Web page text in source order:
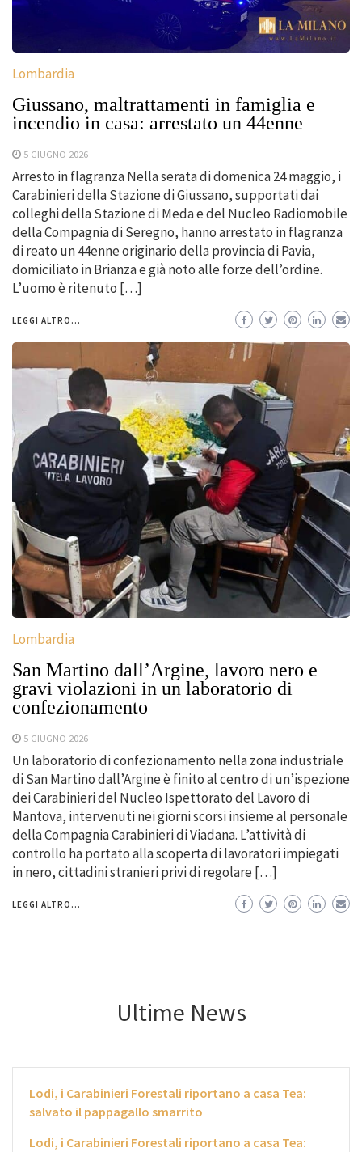
Lombardia
Giussano, maltrattamenti in famiglia e
incendio in casa: arrestato un 44enne
5 GIUGNO 2026
Arresto in flagranza Nella serata di domenica 24 maggio, i
Carabinieri della Stazione di Giussano, supportati dai
colleghi della Stazione di Meda e del Nucleo Radiomobile
della Compagnia di Seregno, hanno arrestato in flagranza
di reato un 44enne originario della provincia di Pavia,
domiciliato in Brianza e già noto alle forze dell’ordine.
L’uomo è ritenuto […]
LEGGI ALTRO...
Lombardia
San Martino dall’Argine, lavoro nero e
gravi violazioni in un laboratorio di
confezionamento
5 GIUGNO 2026
Un laboratorio di confezionamento nella zona industriale
di San Martino dall’Argine è finito al centro di un’ispezione
dei Carabinieri del Nucleo Ispettorato del Lavoro di
Mantova, intervenuti nei giorni scorsi insieme al personale
della Compagnia Carabinieri di Viadana. L’attività di
controllo ha portato alla scoperta di lavoratori impiegati
in nero, cittadini stranieri privi di regolare […]
LEGGI ALTRO...
Ultime News
Lodi, i Carabinieri Forestali riportano a casa Tea:
salvato il pappagallo smarrito
Lodi, i Carabinieri Forestali riportano a casa Tea: